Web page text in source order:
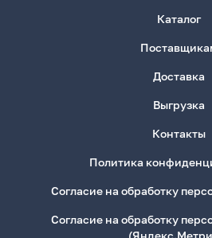
Каталог
Доставка
Выгрузка
Контакты
Политика
Согласие на обработку
Согласие на обработку